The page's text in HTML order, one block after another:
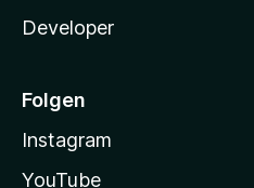
Developer
Folgen
Instagram
YouTube